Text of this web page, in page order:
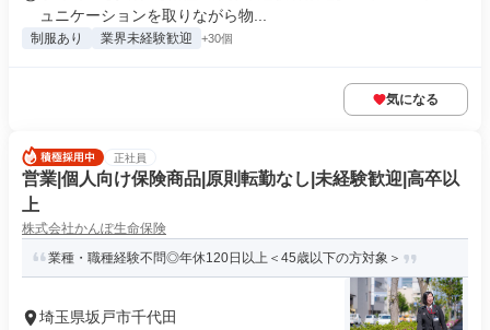
ュニケーションを取りながら物...
制服あり 業界未経験歓迎 +30個
気になる
正社員
営業|個人向け保険商品|原則転勤なし|未経験歓迎|高卒以
上
株式会社かんぽ生命保険
業種・職種経験不問◎年休120日以上＜45歳以下の方対象＞
埼玉県坂戸市千代田